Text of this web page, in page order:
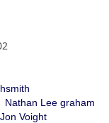
Nathan Lee graham
Jon Voight